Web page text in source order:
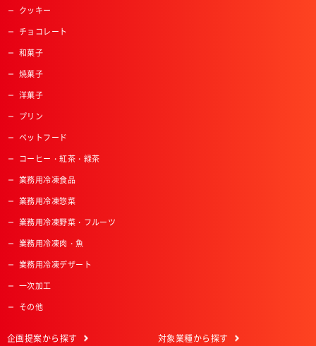
クッキー
チョコレート
和菓子
焼菓子
洋菓子
プリン
ペットフード
コーヒー・紅茶・緑茶
業務用冷凍食品
業務用冷凍惣菜
業務用冷凍野菜・フルーツ
業務用冷凍肉・魚
業務用冷凍デザート
一次加工
その他
企画提案から探す 対象業種から探す